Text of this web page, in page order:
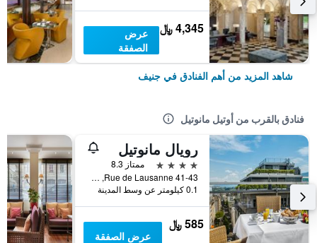
4,345 ﷼
عرض
الصفقة
شاهد المزيد من أهم الفنادق في جنيف
فنادق بالقرب من أوتيل مانوتيل
رويال مانوتيل
4 نجوم
ممتاز 8.3
Rue de Lausanne 41-43, جنيف, كانتون جنيف, سويسرا
0.1 كيلومتر عن وسط المدينة
585 ﷼
عرض الصفقة